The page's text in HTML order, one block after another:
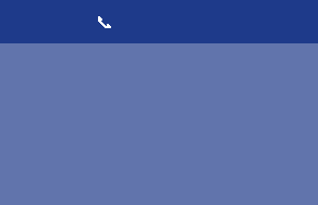
📞